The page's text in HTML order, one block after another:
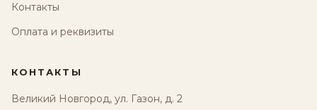
Контакты
Оплата и реквизиты
КОНТАКТЫ
Великий Новгород, ул. Газон, д. 2